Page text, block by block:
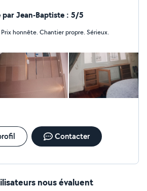
par Jean-Baptiste : 5/5
honnête. Chantier propre. Sérieux.
Contacter
nous évaluent